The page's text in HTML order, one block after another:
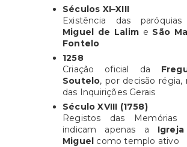
Séculos XI–XIII
Existência das
Miguel de Lalime São
Fontelo
1258
Criação oficial da
Soutelo, por decisão régia,
das Inquirições Gerais
Século XVIII (1758)
Registos das Memórias
indicam apenas a
Miguel como templo ativo